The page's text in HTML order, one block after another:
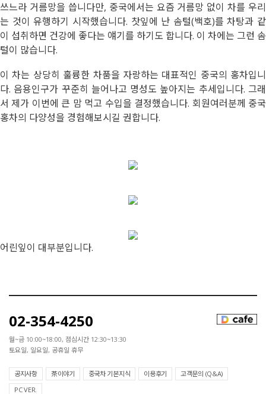
쓰느라 거름망을 씁니다만, 중국에서는 요즘 거름망 없이 차를 우리
는 것이 유행하기 시작했습니다. 찻잎에 난 솜털(백호)를 차탕과 같
이 섭취하면 건강에 좋다는 얘기를 하기도 합니다. 이 차에는 그런 솜
털이 많습니다.
이 차는 상당히 훌륭한 차품을 자랑하는 대표적인 중국의 홍차입니
다. 음용인구가 꾸준히 늘어나고 명성도 높아지는 추세입니다. 그래
서 제가 이번에 큰 맘 먹고 수입을 결정했습니다. 회원여러분께 중국
홍차의 다양성을 경험해보시길 권합니다.
어린잎이 대부분입니다.
02-354-4250
월~금 10:00~18:00, 점심시간 12:30~13:30
토요일, 일요일, 공휴일 휴무
공지사항 茶이야기 중국차 기본지식 이용후기
고객문의 (Q&A)
PC VER.